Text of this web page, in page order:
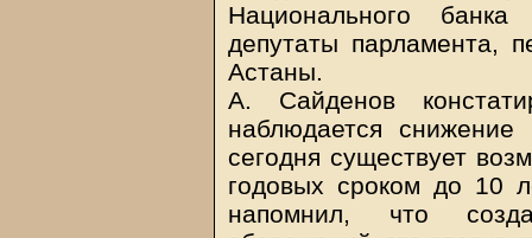
Национального
депутаты парламента,
Астаны.
А. Сайденов
наблюдается
сегодня существует
годовых сроком до 10
напомнил, что